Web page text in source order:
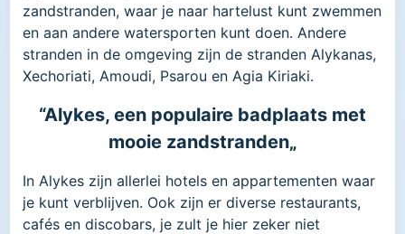
zandstranden, waar je naar hartelust kunt zwemmen
en aan andere watersporten kunt doen. Andere
stranden in de omgeving zijn de stranden Alykanas,
Xechoriati, Amoudi, Psarou en Agia Kiriaki.
“Alykes, een populaire badplaats met
mooie zandstranden„
In Alykes zijn allerlei hotels en appartementen waar
je kunt verblijven. Ook zijn er diverse restaurants,
cafés en discobars, je zult je hier zeker niet